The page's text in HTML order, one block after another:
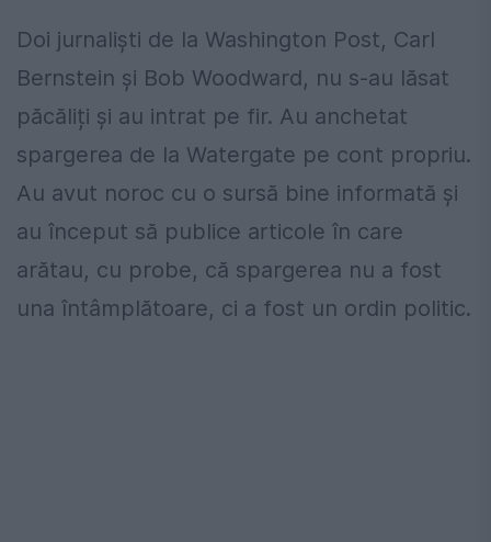
Doi jurnaliști de la Washington Post, Carl
Bernstein şi Bob Woodward, nu s-au lăsat
păcăliți și au intrat pe fir. Au anchetat
spargerea de la Watergate pe cont propriu.
Au avut noroc cu o sursă bine informată și
au început să publice articole în care
arătau, cu probe, că spargerea nu a fost
una întâmplătoare, ci a fost un ordin politic.